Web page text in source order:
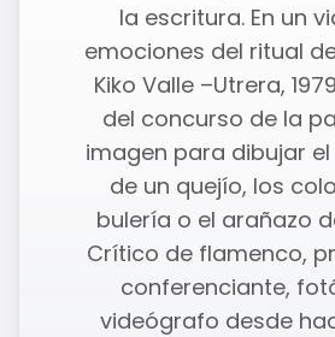
la escritura. En un
emociones del ritual
Kiko Valle –Utrera,
del concurso de la
imagen para dibujar
de un quejío, los
bulería o el arañazo
Crítico de flamenco,
conferenciante,
videógrafo desde